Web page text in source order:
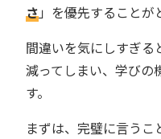
さ」を優先することが
間違いを気にしすぎる
減ってしまい、学びの
す。
まずは、完璧に言う